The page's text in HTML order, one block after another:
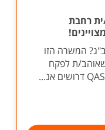
רחבת
המשרה הזו
שאוהב/ת לפקח